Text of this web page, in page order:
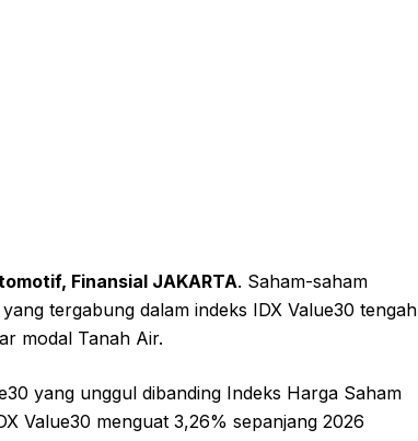
Finansial JAKARTA. Saham-saham
tergabung dalam indeks IDX Value30 tengah
modal Tanah Air.
yang unggul dibanding Indeks Harga Saham
Value30 menguat 3,26% sepanjang 2026